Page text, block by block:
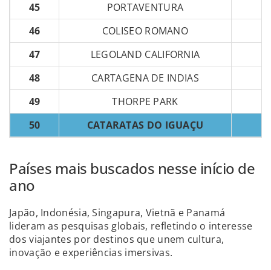
45
PORTAVENTURA
46
COLISEO ROMANO
47
LEGOLAND CALIFORNIA
48
CARTAGENA DE INDIAS
49
THORPE PARK
50
CATARATAS DO IGUAÇU
Países mais buscados nesse início de
ano
Japão, Indonésia, Singapura, Vietnã e Panamá
lideram as pesquisas globais, refletindo o interesse
dos viajantes por destinos que unem cultura,
inovação e experiências imersivas.